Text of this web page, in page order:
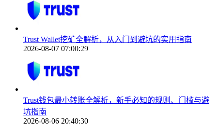
Trust Wallet挖矿全解析，从入门到避坑的实用指南
2026-08-07 07:00:29
Trust钱包最小转账全解析，新手必知的规则、门槛与避
坑指南
2026-08-06 20:40:30